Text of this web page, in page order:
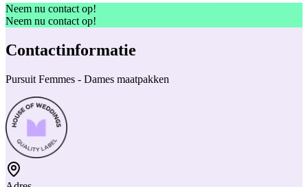
Neem nu contact op!
Neem nu contact op!
Contactinformatie
Pursuit Femmes - Dames maatpakken